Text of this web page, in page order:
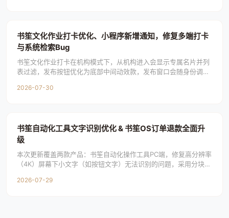
书笙文化作业打卡优化、小程序新增通知，修复多端打卡
与系统检索Bug
书笙文化作业打卡在机构模式下，从机构进入会显示专属名片并列
表过滤，发布按钮优化为底部中间动效款，发布窗口会随身份调整
2026-07-30
书笙自动化工具文字识别优化 & 书笙OS订单退款全面升
级
本次更新覆盖两款产品：书笙自动化操作工具PC端，修复高分辨率
（4K）屏幕下小文字（如按钮文字）无法识别的问题，采用分块放
2026-07-29